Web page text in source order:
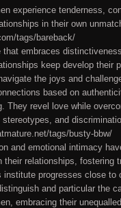
experience tenderness,
in their own
tags/bareback/
that embraces
keep develop their
the joys and
based on
They revel love while
and
tags/busty-bbw/
and emotional intimacy
their relationships, fostering
institute progresses close to
and particular the
embracing their